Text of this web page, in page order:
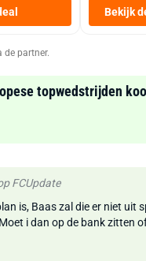
Zwart
Bekijk
de partner.
topwedstrijden
FCUpdate
is, Baas zal die er niet uit
i dan op de bank zitten